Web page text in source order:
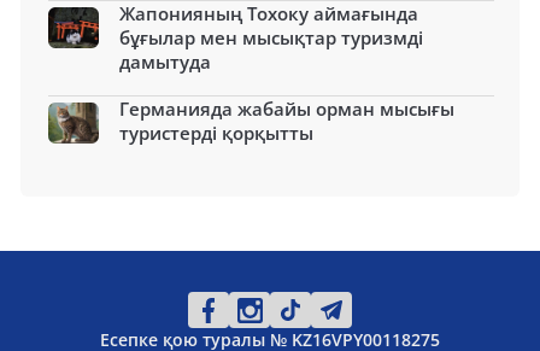
Жапонияның Тохоку аймағында
бұғылар мен мысықтар туризмді
дамытуда
Германияда жабайы орман мысығы
туристерді қорқытты
Есепке қою туралы № KZ16VPY00118275